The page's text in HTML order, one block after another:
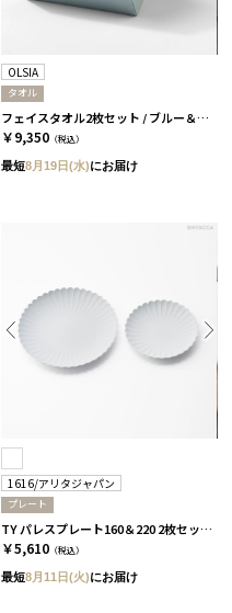
OLSIA
タオル
フェイスタオル2枚セット / ブルー＆ピンク［オルシア］
￥9,350 （税込）
最短8月19日(水)にお届け
1616/アリタジャパン
プレート
TY パレスプレート160＆220 2枚セット［1616/アリタジャパン］
￥5,610 （税込）
最短8月11日(火)にお届け